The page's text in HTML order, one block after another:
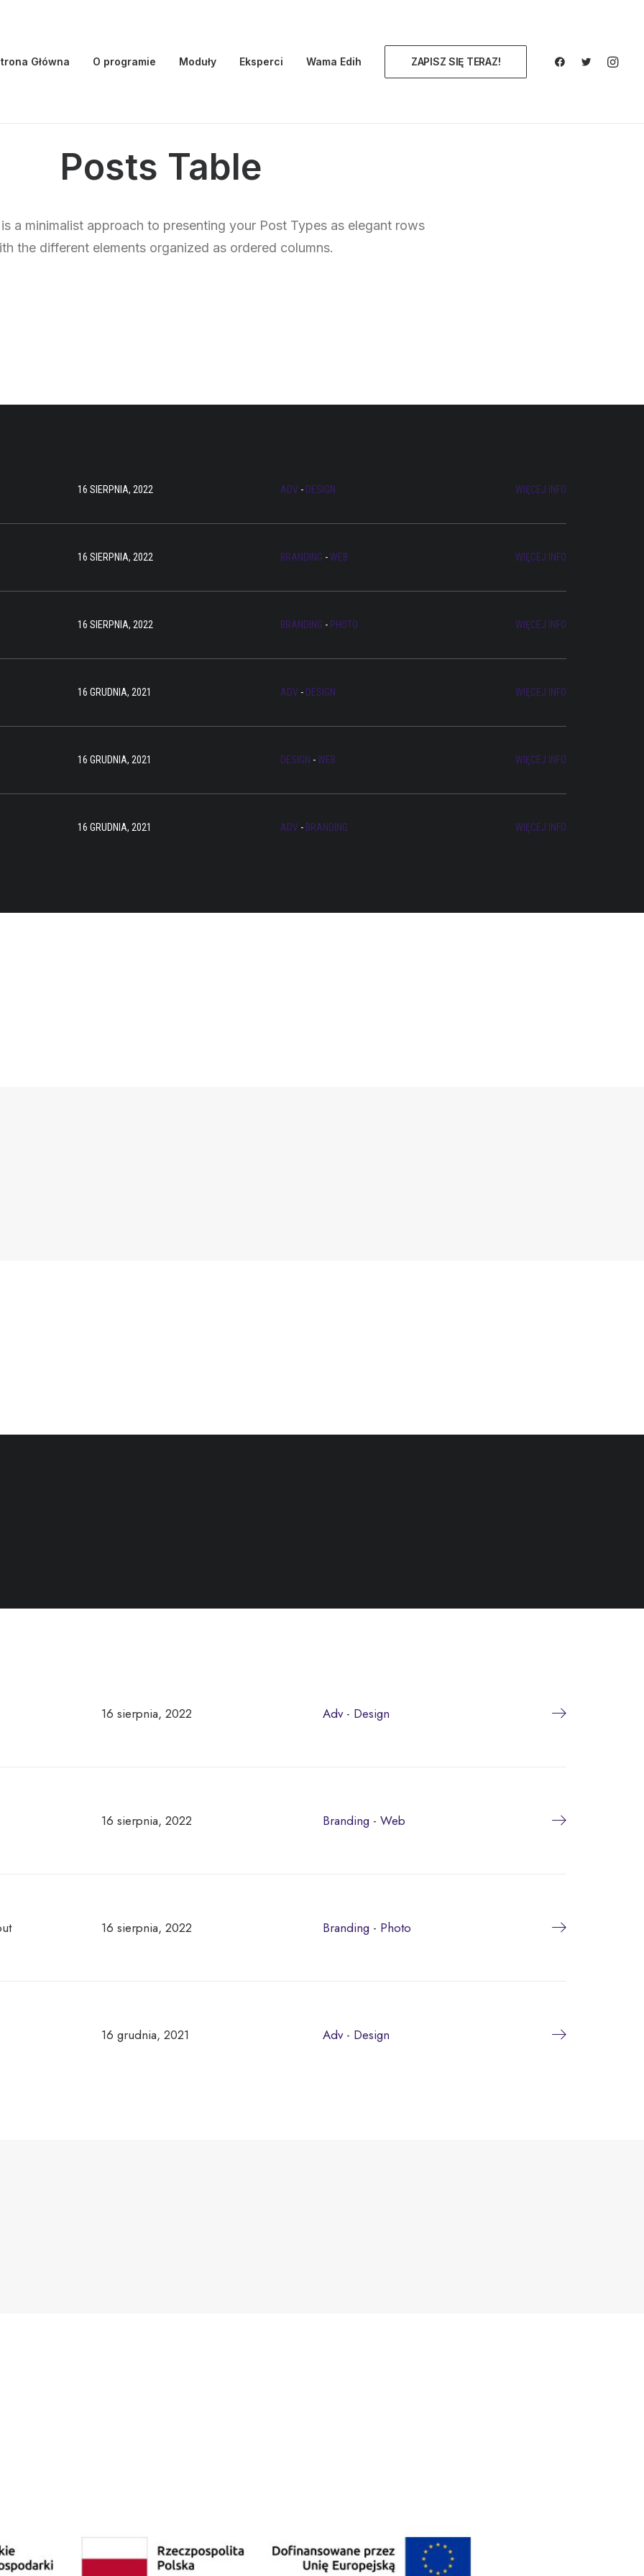
Główna O programie Moduły Eksperci Wama Edih ZAPISZ SIĘ TERAZ!
Posts Table
a minimalist approach to presenting your Post Types as elegant rows
the different elements organized as ordered columns.
16 SIERPNIA, 2022 ADV - DESIGN WIĘCEJ INFO
16 SIERPNIA, 2022 BRANDING -WEB WIĘCEJ INFO
16 SIERPNIA, 2022 BRANDING - PHOTO WIĘCEJ INFO
16 GRUDNIA, 2021 ADV - DESIGN WIĘCEJ INFO
16 GRUDNIA, 2021 DESIGN -WEB WIĘCEJ INFO
16 GRUDNIA, 2021 ADV - BRANDING WIĘCEJ INFO
16 sierpnia, 2022 Adv- Design
16 sierpnia, 2022 Branding - Web
16 sierpnia, 2022 Branding - Photo
16 grudnia, 2021 Adv- Design